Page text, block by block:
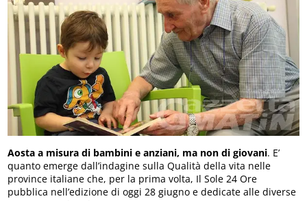
Aosta a misura di bambini e anziani, ma non di giovani. E’
quanto emerge dall’indagine sulla Qualità della vita nelle
province italiane che, per la prima volta, Il Sole 24 Ore
pubblica nell’edizione di oggi 28 giugno e dedicate alle diverse